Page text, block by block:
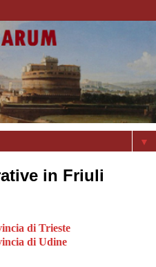
▼
in Friuli
di Trieste
di Udine